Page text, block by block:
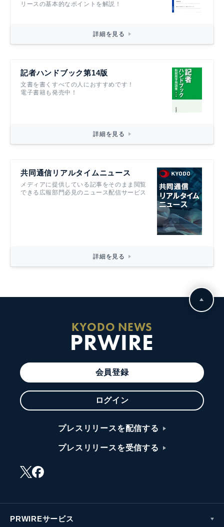
リースの基本的なポイントを解説！
詳細を見る
記者ハンドブック第14版
文書を書くすべての人におすすめです！
電子書籍も発売中！
詳細を見る
共同通信リアルタイムニュース
メディアに提供している記事をそのまま閲覧
できる広報部門必見のニュース配信サービス
詳細を見る
KYODO NEWS
PRWIRE
会員登録
ログイン
プレスリリースを配信する
プレスリリースを受信する
PRWIREサービス